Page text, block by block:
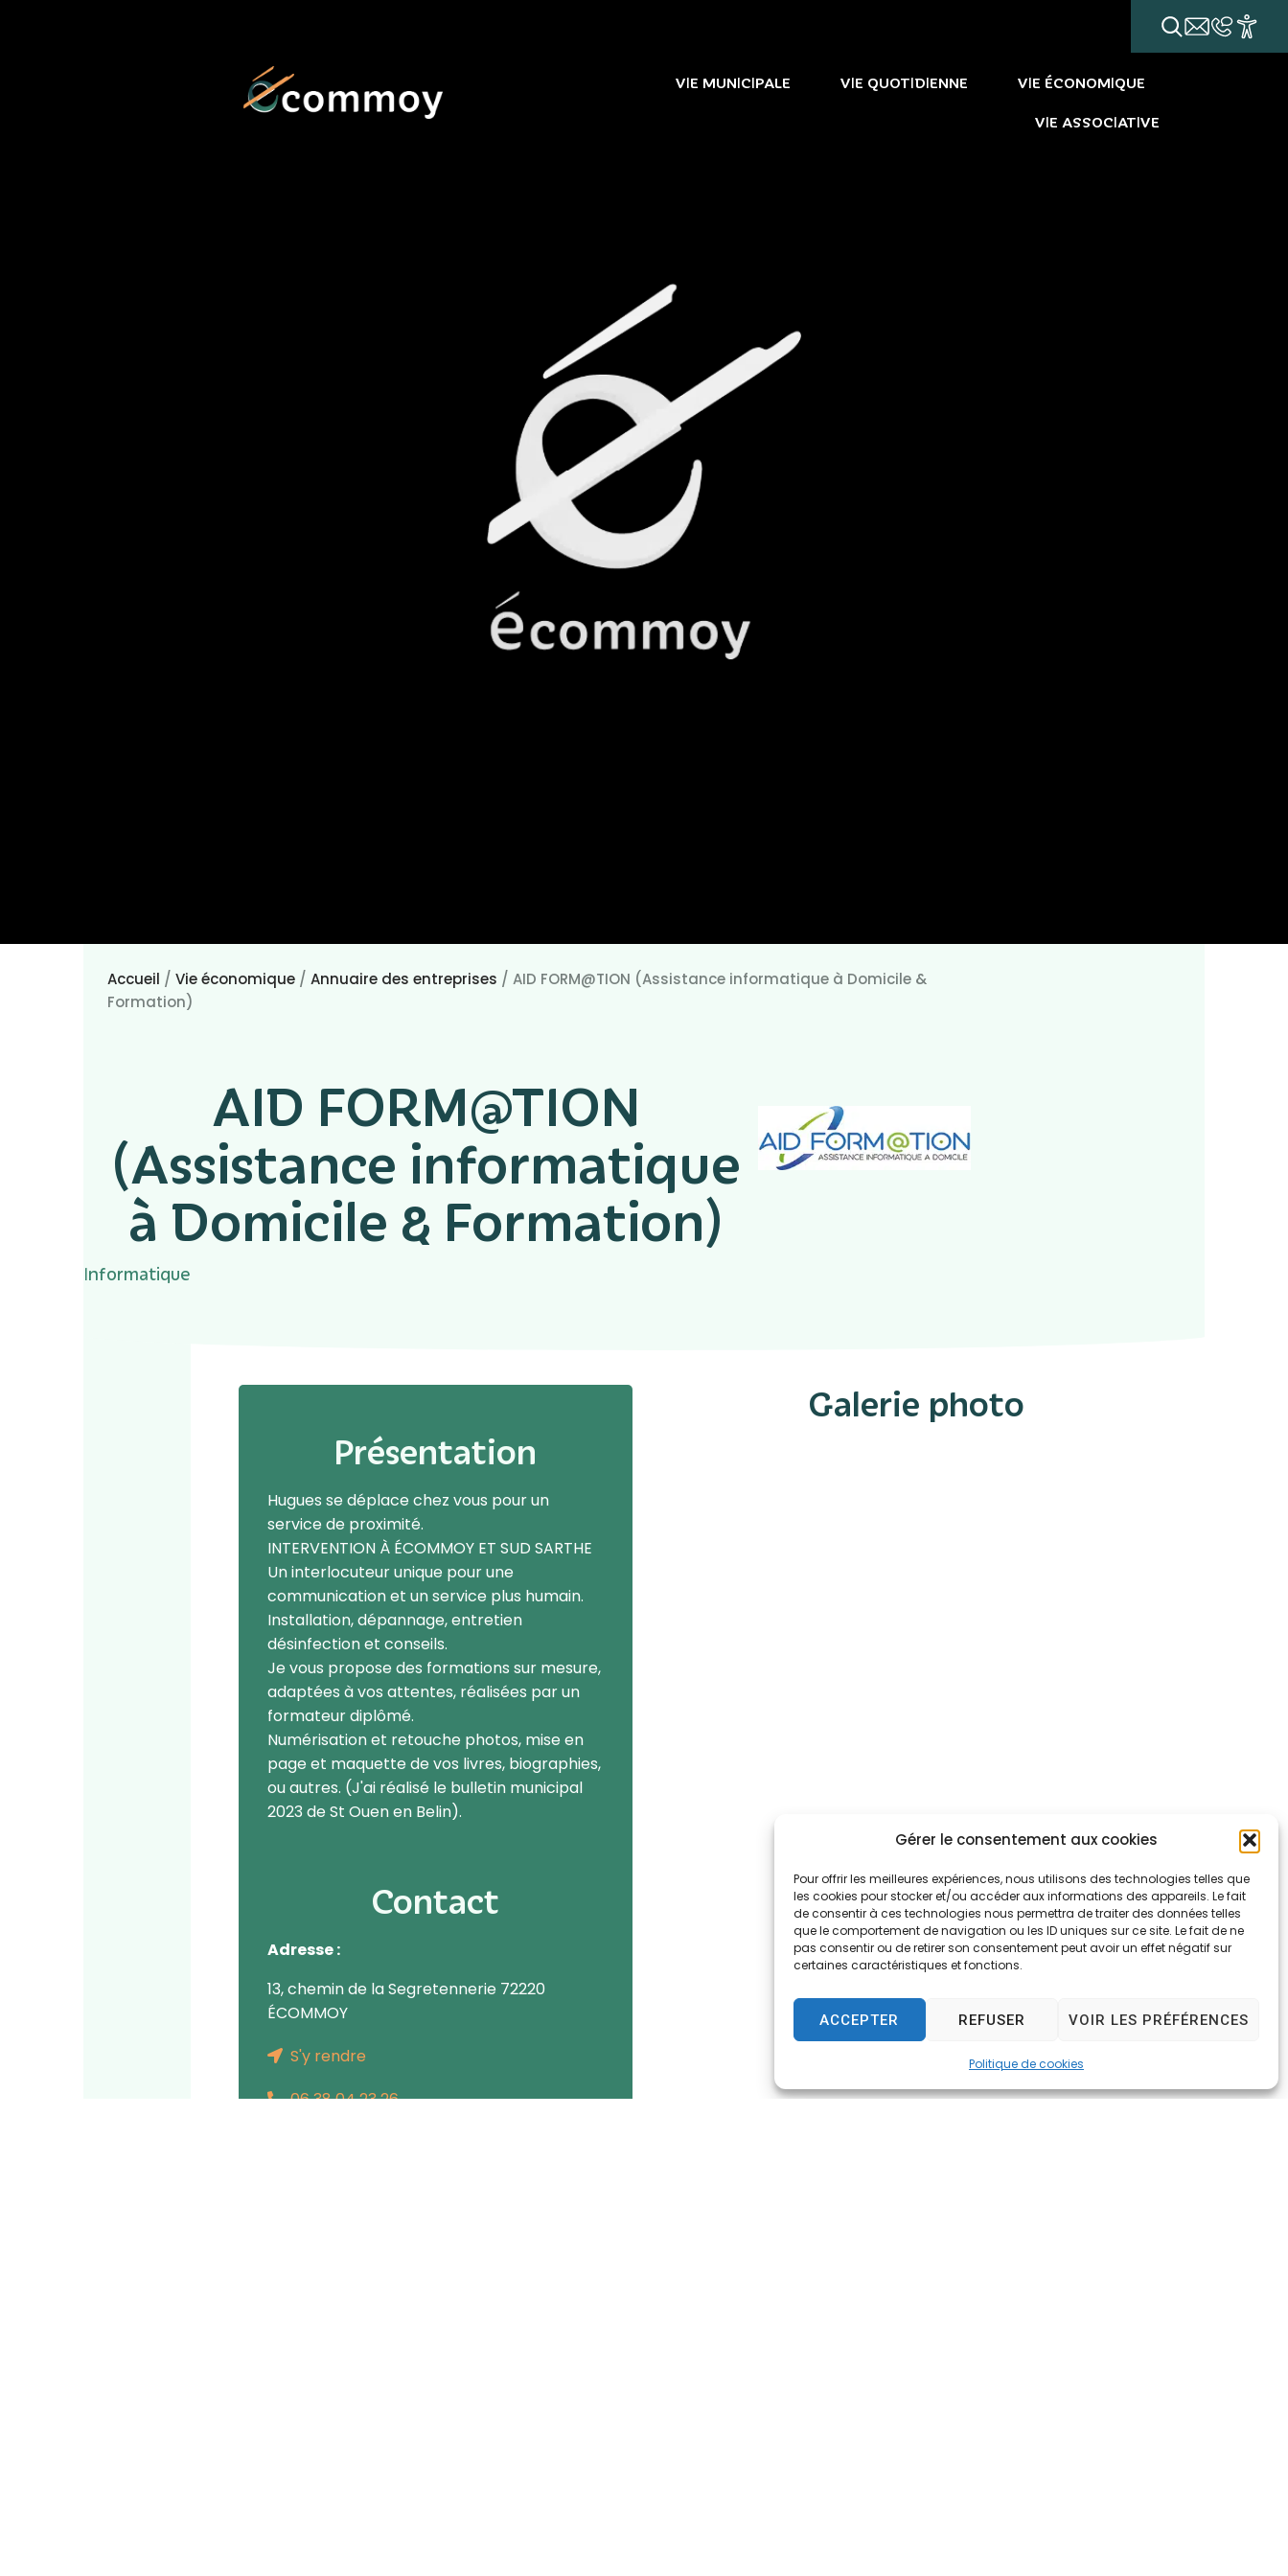
Gérer le consentement aux cookies
Pour offrir les meilleures expériences, nous utilisons des technologies telles que
les cookies pour stocker et/ou accéder aux informations des appareils. Le fait
de consentir à ces technologies nous permettra de traiter des données telles
que le comportement de navigation ou les ID uniques sur ce site. Le fait de ne
pas consentir ou de retirer son consentement peut avoir un effet négatif sur
certaines caractéristiques et fonctions.
ACCEPTER REFUSER VOIR LES PRÉFÉRENCES
Politique de cookies
VIE MUNICIPALE VIE QUOTIDIENNE VIE ÉCONOMIQUE
VIE ASSOCIATIVE
Accueil / Vie économique / Annuaire des entreprises / AID FORM@TION (Assistance informatique à Domicile &
Formation)
AID FORM@TION
(Assistance informatique
à Domicile & Formation)
Informatique
Présentation
Hugues se déplace chez vous pour un
service de proximité.
INTERVENTION À ÉCOMMOY ET SUD SARTHE
Un interlocuteur unique pour une
communication et un service plus humain.
Installation, dépannage, entretien
désinfection et conseils.
Je vous propose des formations sur mesure,
adaptées à vos attentes, réalisées par un
formateur diplômé.
Numérisation et retouche photos, mise en
page et maquette de vos livres, biographies,
ou autres. (J'ai réalisé le bulletin municipal
2023 de St Ouen en Belin).
Contact
Adresse :
13, chemin de la Segretennerie 72220
ÉCOMMOY
S'y rendre
06 38 04 23 26
Galerie photo